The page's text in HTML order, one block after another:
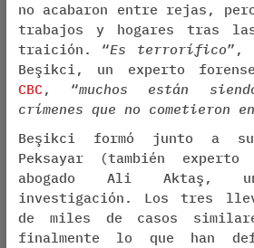
no acabaron entre rejas,
trabajos y hogares tras las
traición. “Es terrorífico”,
Beşikci, un experto
CBC , “muchos están
crímenes que no cometieron
Beşikci formó junto a
Peksayar (también
abogado Ali Aktaş,
investigación. Los tres
de miles de casos
finalmente lo que han